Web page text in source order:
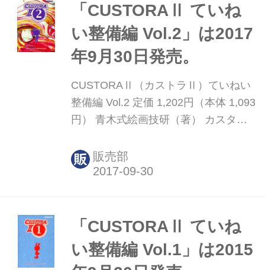
Vol.3』は、整備の基本4本柱である、
「清掃」「点検」「潤滑」ときて「ネ
ジ回し」編に突入！ オートバイを構成
する上で欠かせないネジの役割や材
えない真実を、わかりやすい（ここ重
要！）図解とイラストで紹介。あまり
に「ていねい」に進行しているため
「CUSTORAⅡ ていね
い整備編 Vol.2」は2017
年9月30日発売。
CUSTORAⅡ（カストラⅡ）ていねい
整備編 Vol.2 定価 1,202円（本体 1,093
円） 青木式絵画技研（著） カスタム
の第二弾！ 試し読み 【CONTENTS】
・あらすじ ・登場人物紹介 16.点検義
の3 22.実験 23.三つの掟 24.スプレー
25.基本はグリース 26.名付け その1
27.名付け その2 28.増ちょう剤 29.基
販売部
「CUSTORAⅡ ていね
い整備編 Vol.1」は2015